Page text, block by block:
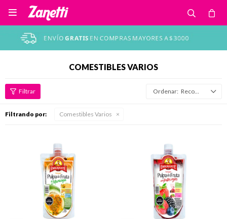

COMESTIBLES VARIOS
Recomendados
Filtrando por: Comestibles Varios